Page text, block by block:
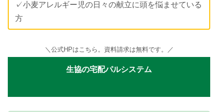
✓小麦アレルギー児の日々の献立に頭を悩ませている
方
＼公式HPはこちら。資料請求は無料です。／
生協の宅配パルシステム